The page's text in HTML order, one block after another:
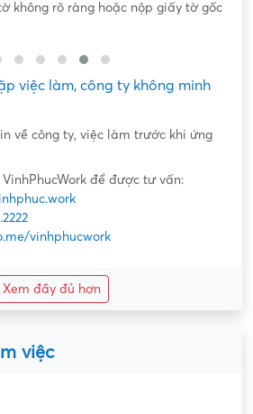
không rõ ràng hoặc nộp giấy tờ gốc
việc làm, công ty không minh
về công ty, việc làm trước khi ứng
để được tư vấn:
vinhphucwork
Xem đầy đủ hơn
việc